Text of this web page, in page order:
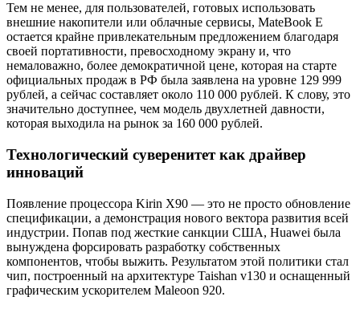
Тем не менее, для пользователей, готовых использовать
внешние накопители или облачные сервисы, MateBook E
остается крайне привлекательным предложением благодаря
своей портативности, превосходному экрану и, что
немаловажно, более демократичной цене, которая на старте
официальных продаж в РФ была заявлена на уровне 129 999
рублей, а сейчас составляет около 110 000 рублей. К слову, это
значительно доступнее, чем модель двухлетней давности,
которая выходила на рынок за 160 000 рублей.
Технологический суверенитет как драйвер
инноваций
Появление процессора Kirin X90 — это не просто обновление
спецификации, а демонстрация нового вектора развития всей
индустрии. Попав под жесткие санкции США, Huawei была
вынуждена форсировать разработку собственных
компонентов, чтобы выжить. Результатом этой политики стал
чип, построенный на архитектуре Taishan v130 и оснащенный
графическим ускорителем Maleoon 920.